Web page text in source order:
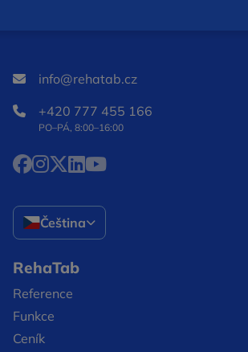
info@rehatab.cz
+420 777 455 166
PO–PÁ, 8:00–16:00
Facebook Otevře se v novém okně
Instagram Otevře se v novém okně
X Otevře se v novém okně
LinkedIn Otevře se v novém
YouTube Otevře se v
Čeština
RehaTab
Reference
Funkce
Ceník